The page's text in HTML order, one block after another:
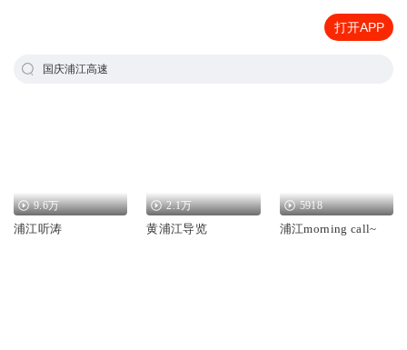
打开APP
国庆浦江高速
9.6万
浦江听涛
2.1万
黄浦江导览
5918
浦江morning call~